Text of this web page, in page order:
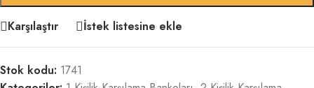
Karşılaştır İstek listesine ekle
Stok kodu: 1741